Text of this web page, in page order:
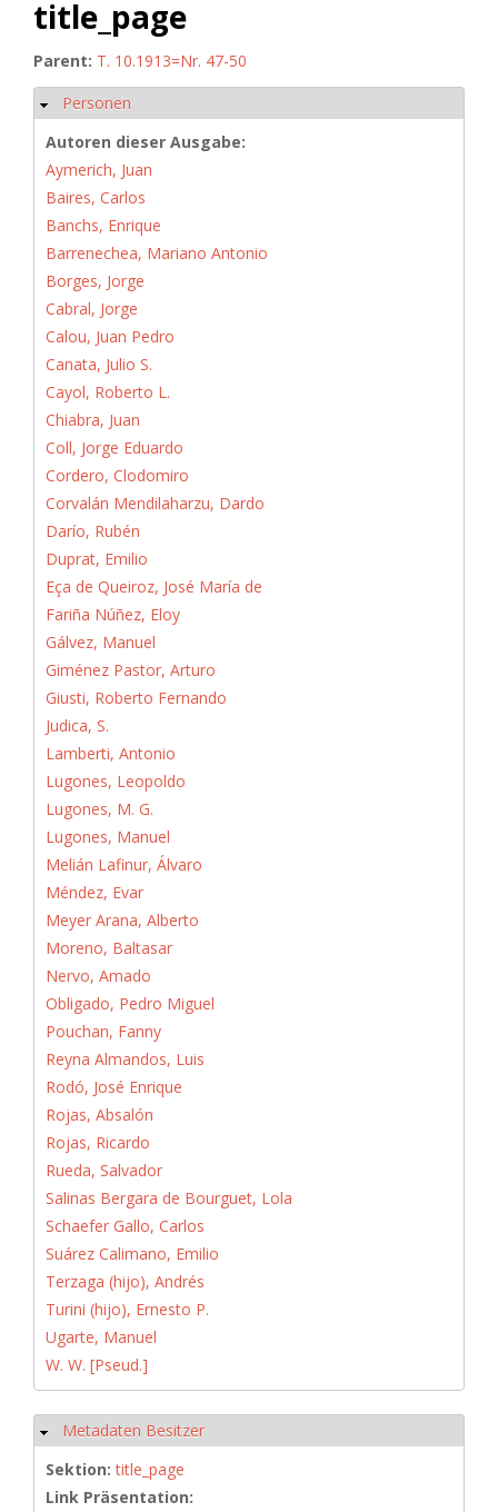
title_page
Parent: T. 10.1913=Nr. 47-50
Ausblenden
Personen
Autoren dieser Ausgabe:
Aymerich, Juan
Baires, Carlos
Banchs, Enrique
Barrenechea, Mariano Antonio
Borges, Jorge
Cabral, Jorge
Calou, Juan Pedro
Canata, Julio S.
Cayol, Roberto L.
Chiabra, Juan
Coll, Jorge Eduardo
Cordero, Clodomiro
Corvalán Mendilaharzu, Dardo
Darío, Rubén
Duprat, Emilio
Eça de Queiroz, José María de
Fariña Núñez, Eloy
Gálvez, Manuel
Giménez Pastor, Arturo
Giusti, Roberto Fernando
Judica, S.
Lamberti, Antonio
Lugones, Leopoldo
Lugones, M. G.
Lugones, Manuel
Melián Lafinur, Álvaro
Méndez, Evar
Meyer Arana, Alberto
Moreno, Baltasar
Nervo, Amado
Obligado, Pedro Miguel
Pouchan, Fanny
Reyna Almandos, Luis
Rodó, José Enrique
Rojas, Absalón
Rojas, Ricardo
Rueda, Salvador
Salinas Bergara de Bourguet, Lola
Schaefer Gallo, Carlos
Suárez Calimano, Emilio
Terzaga (hijo), Andrés
Turini (hijo), Ernesto P.
Ugarte, Manuel
W. W. [Pseud.]
Ausblenden
Metadaten Besitzer
Sektion:title_page
Link Präsentation: